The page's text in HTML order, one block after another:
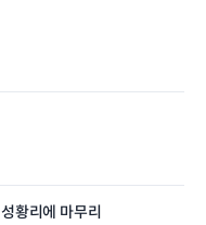
황리에 마무리